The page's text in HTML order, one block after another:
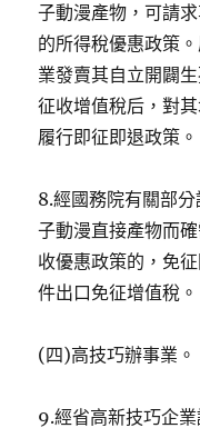
子動漫產物，可請
的所得稅優惠政策
業發賣其自立開闢
征收增值稅后，對
履行即征即退政策。
8.經國務院有關部
子動漫直接產物而
收優惠政策的，免
件出口免征增值稅。
(四)高技巧辦事業。
9.經省高新技巧企